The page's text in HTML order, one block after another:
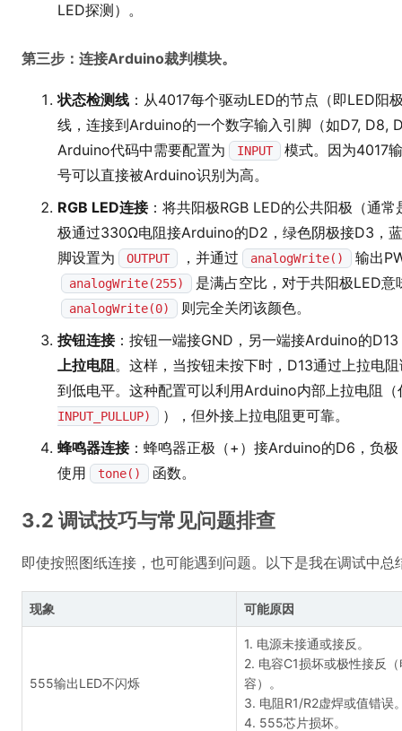
LED探测）。
第三步：连接Arduino裁判模块。
状态检测线 ：从4017每个驱动LED的节点（即LED阳
线，连接到Arduino的一个数字输入引脚（如D7, D8,
Arduino代码中需要配置为
INPUT
模式。因为4017
号可以直接被Arduino识别为高。
RGB LED连接：将共阳极RGB LED的公共阳极（通
极通过330Ω电阻接Arduino的D2，绿色阴极接D3，
脚设置为
OUTPUT ，并通过 analogWrite() 输出
analogWrite(255) 是满占空比，对于共阳极LED
analogWrite(0)
则完全关闭该颜色。
按钮连接：按钮一端接GND，另一端接Arduino的
上拉电阻。这样，当按钮未按下时，D13通过上拉电
到低电平。这种配置可以利用Arduino内部上拉电阻（
INPUT_PULLUP)
），但外接上拉电阻更可靠。
蜂鸣器连接：蜂鸣器正极（+）接Arduino的D6，负
使用
tone() 函数。
3.2 调试技巧与常见问题排查
即使按照图纸连接，也可能遇到问题。以下是我在调试中总
现象 可能原因
555输出LED不闪烁
1. 电源未接通或接反。
2. 电容C1损坏或极性接反
容）。
3. 电阻R1/R2虚焊或值错误
4. 555芯片损坏。